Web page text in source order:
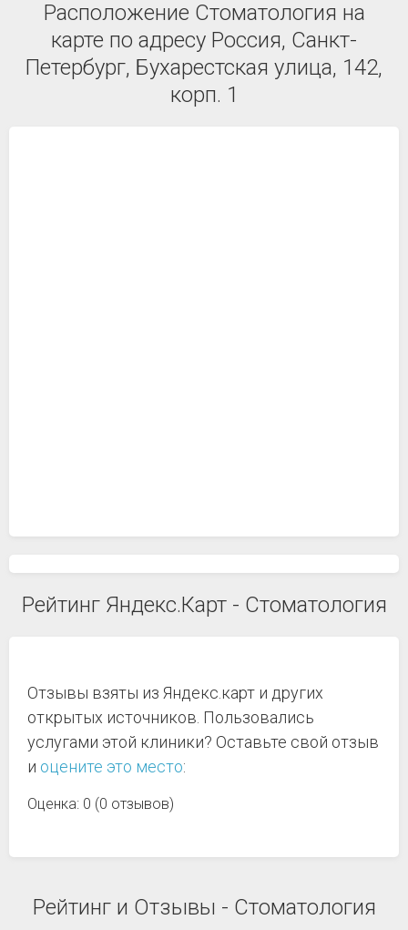
Расположение Стоматология на
карте по адресу Россия, Санкт-
Петербург, Бухарестская улица, 142,
корп. 1
Рейтинг Яндекс.Карт - Стоматология
Отзывы взяты из Яндекс.карт и других
открытых источников. Пользовались
услугами этой клиники? Оставьте свой отзыв
и оцените это место:
Оценка: 0 (0 отзывов)
Рейтинг и Отзывы - Стоматология